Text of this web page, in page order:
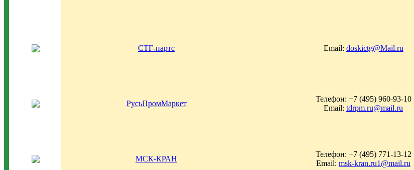
СТГ-партс Email: doskictg@Mail.ru
РусьПромМаркет
Телефон: +7 (495) 960-93-10
Email: tdrpm.ru@mail.ru
МСК-КРАН
Телефон: +7 (495) 771-13-12
Email: msk-kran.ru1@mail.ru